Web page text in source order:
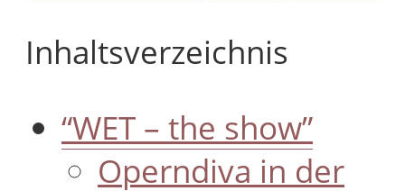
Inhaltsverzeichnis
“WET – the show”
Operndiva in der